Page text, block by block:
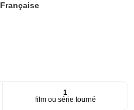
Française
1
film ou série tourné